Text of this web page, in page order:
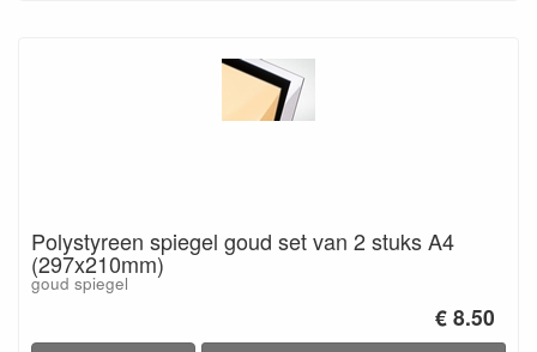
Polystyreen spiegel goud set van 2 stuks A4
(297x210mm)
goud spiegel
€ 8.50